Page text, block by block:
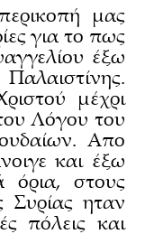
μας
για το πως
έξω
μέχρι
Λόγου του
Απο
και έξω
όρια, στους
Συρίας ηταν
πόλεις και